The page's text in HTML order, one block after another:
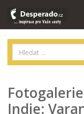
Indie: